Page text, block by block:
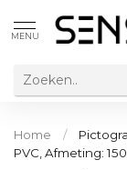
MENU
Home /
PVC, Afmeting: